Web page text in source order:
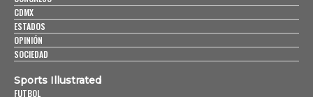
CDMX
ESTADOS
OPINIÓN
SOCIEDAD
Sports Illustrated
FUTBOL